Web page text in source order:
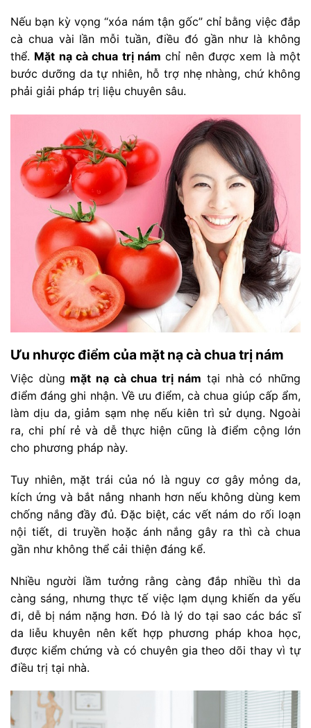
Nếu bạn kỳ vọng “xóa nám tận gốc” chỉ bằng việc đắp
cà chua vài lần mỗi tuần, điều đó gần như là không
thể. Mặt nạ cà chua trị nám chỉ nên được xem là một
bước dưỡng da tự nhiên, hỗ trợ nhẹ nhàng, chứ không
phải giải pháp trị liệu chuyên sâu.
Ưu nhược điểm của mặt nạ cà chua trị nám
Việc dùng mặt nạ cà chua trị nám tại nhà có những
điểm đáng ghi nhận. Về ưu điểm, cà chua giúp cấp ẩm,
làm dịu da, giảm sạm nhẹ nếu kiên trì sử dụng. Ngoài
ra, chi phí rẻ và dễ thực hiện cũng là điểm cộng lớn
cho phương pháp này.
Tuy nhiên, mặt trái của nó là nguy cơ gây mỏng da,
kích ứng và bắt nắng nhanh hơn nếu không dùng kem
chống nắng đầy đủ. Đặc biệt, các vết nám do rối loạn
nội tiết, di truyền hoặc ánh nắng gây ra thì cà chua
gần như không thể cải thiện đáng kể.
Nhiều người lầm tưởng rằng càng đắp nhiều thì da
càng sáng, nhưng thực tế việc lạm dụng khiến da yếu
đi, dễ bị nám nặng hơn. Đó là lý do tại sao các bác sĩ
da liễu khuyên nên kết hợp phương pháp khoa học,
được kiểm chứng và có chuyên gia theo dõi thay vì tự
điều trị tại nhà.